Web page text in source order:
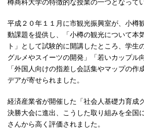
平成２０年１１月に市観光振興室が、小樽
動課題を提供し、「小樽の観光について本
ト」として試験的に開講したところ、学生
グルメやスイーツの開発」「若いカップル
「外国人向けの指差し会話集やマップの作
デアが寄せられました。
経済産業省が開催した「社会人基礎力育成
決勝大会に進出、こうした取り組みを全国
さんから高く評価されました。